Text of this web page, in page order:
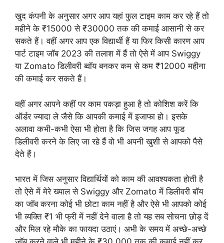
खुद कंपनी के अनुसार अगर आप यहां फुल टाइम काम कर रहे हैं तो
महीने के ₹15000 से ₹30000 तक की कमाई आसानी से कर
सकते हैं। वहीं अगर आप एक विद्यार्थी हैं या फिर किसी कारण आप
पार्ट टाइम जॉब 2023 की तलाश में हैं तो ऐसे में आप Swiggy
या Zomato डिलीवरी ब्वॉय बनकर कम से कम ₹12000 महीना
की कमाई कर सकते हैं।
वहीं अगर आपने कहीं पर काम पकड़ा हुआ है तो कोशिश करें कि
ऑर्डर ज्यादा ले जैसे कि आपकी कमाई में इजाफा हो। इसके
अलावा कभी-कभी ऐसा भी होता है कि जिस जगह आप फूड
डिलीवरी करने के लिए जा रहे हैं वो भी अपनी खुशी से आपको पैसे
देते हैं।
भारत में जिस अनुसार विद्यार्थियों को काम की आवश्यकता होती है
तो ऐसे में मेरे ख्याल से Swiggy और Zomato में डिलीवरी बॉय
का जॉब करना कोई भी छोटा काम नहीं है और ऐसे भी आपको कोई
भी व्यक्ति ₹1 भी फ्री में नहीं देने वाला है तो यह सब सोचना छोड़ दें
और मिल रहे मौके का फायदा उठाएं। अभी के समय में अच्छे-अच्छे